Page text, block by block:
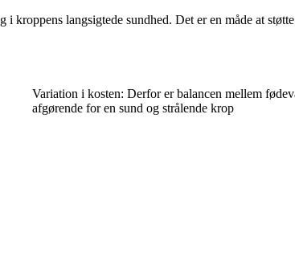
kroppens langsigtede sundhed. Det er en måde at
Variation i kosten: Derfor er balancen mellem
afgørende for en sund og strålende krop